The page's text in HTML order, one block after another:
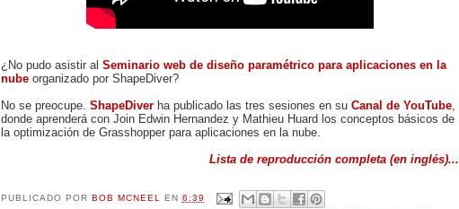
¿No pudo asistir al Seminario web de diseño paramétrico para aplicaciones en la
nube organizado por ShapeDiver?
No se preocupe. ShapeDiver ha publicado las tres sesiones en su Canal de YouTube,
donde aprenderá con Join Edwin Hernandez y Mathieu Huard los conceptos básicos de
la optimización de Grasshopper para aplicaciones en la nube.
Lista de reproducción completa (en inglés)...
PUBLICADO POR BOB MCNEEL EN 6:39